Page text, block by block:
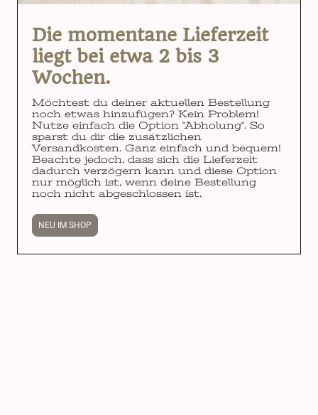
Die momentane Lieferzeit
liegt bei etwa 2 bis 3
Wochen.
Möchtest du deiner aktuellen Bestellung
noch etwas hinzufügen? Kein Problem!
Nutze einfach die Option "Abholung". So
sparst du dir die zusätzlichen
Versandkosten. Ganz einfach und bequem!
Beachte jedoch, dass sich die Lieferzeit
dadurch verzögern kann und diese Option
nur möglich ist, wenn deine Bestellung
noch nicht abgeschlossen ist.
NEU IM SHOP